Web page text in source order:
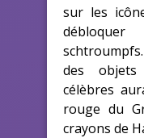
sur les
débloquer
des
célèbres
rouge du
crayons de